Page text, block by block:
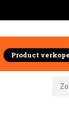
Product